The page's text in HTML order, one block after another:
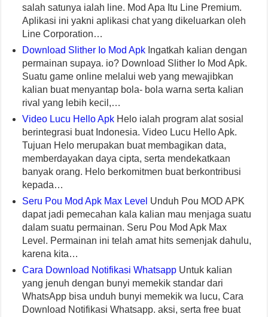
salah satunya ialah line. Mod Apa Itu Line Premium.
Aplikasi ini yakni aplikasi chat yang dikeluarkan oleh
Line Corporation…
Download Slither Io Mod Apk Ingatkah kalian dengan
permainan supaya. io? Download Slither Io Mod Apk.
Suatu game online melalui web yang mewajibkan
kalian buat menyantap bola- bola warna serta kalian
rival yang lebih kecil,…
Video Lucu Hello Apk Helo ialah program alat sosial
berintegrasi buat Indonesia. Video Lucu Hello Apk.
Tujuan Helo merupakan buat membagikan data,
memberdayakan daya cipta, serta mendekatkaan
banyak orang. Helo berkomitmen buat berkontribusi
kepada…
Seru Pou Mod Apk Max Level Unduh Pou MOD APK
dapat jadi pemecahan kala kalian mau menjaga suatu
dalam suatu permainan. Seru Pou Mod Apk Max
Level. Permainan ini telah amat hits semenjak dahulu,
karena kita…
Cara Download Notifikasi Whatsapp Untuk kalian
yang jenuh dengan bunyi memekik standar dari
WhatsApp bisa unduh bunyi memekik wa lucu, Cara
Download Notifikasi Whatsapp. aksi, serta free buat